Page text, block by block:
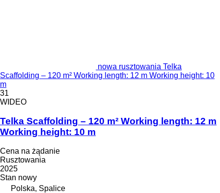
nowa rusztowania Telka
Scaffolding – 120 m² Working length: 12 m Working height: 10
m
31
WIDEO
Telka Scaffolding – 120 m² Working length: 12 m
Working height: 10 m
Cena na żądanie
Rusztowania
2025
Stan nowy
Polska, Spalice